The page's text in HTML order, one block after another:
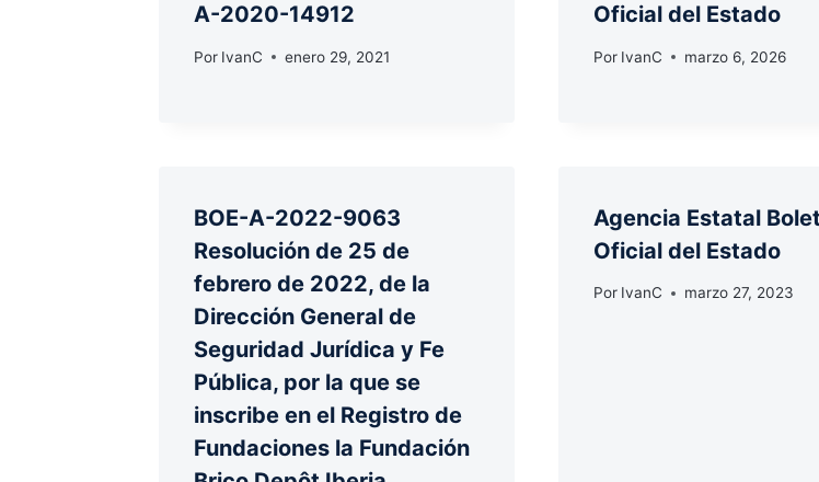
A-2020-14912
Por IvanC enero 29, 2021
Oficial del Estado
Por IvanC marzo 6, 2026
BOE-A-2022-9063
Resolución de 25 de
febrero de 2022, de la
Dirección General de
Seguridad Jurídica y Fe
Pública, por la que se
inscribe en el Registro de
Fundaciones la Fundación
Agencia Estatal
Oficial del Estado
Por IvanC marzo 27, 2023